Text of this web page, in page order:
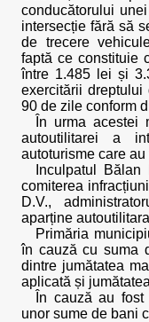
conducătorului
intersecție fără să
de trecere
faptă ce constituie
între 1.485 lei și
exercitării
90 de zile conform
În urma acestei
autoutilitarei a
autoturisme care au
Inculpatul
comiterea
D.V.,
aparține
Primăria
în cauză cu suma
dintre jumătatea
aplicată și
În cauză au
unor sume de bani